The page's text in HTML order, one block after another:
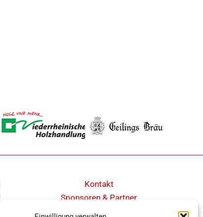
Kontakt
Sponsoren & Partner
Cookie-Richtlinie (EU)